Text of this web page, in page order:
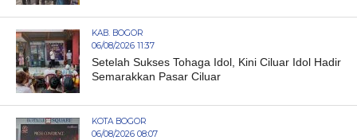
KAB. BOGOR
06/08/2026 11:37
Setelah Sukses Tohaga Idol, Kini Ciluar Idol Hadir
Semarakkan Pasar Ciluar
KOTA BOGOR
06/08/2026 08:07